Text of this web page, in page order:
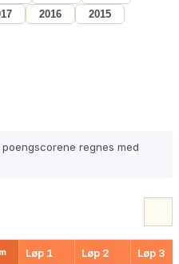
2016
2015
regnes med
Løp 1 Løp 2 Løp 3